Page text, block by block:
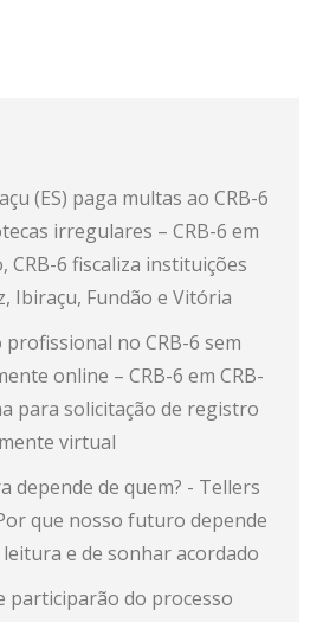
(ES) paga multas ao CRB-6
irregulares – CRB-6 em
CRB-6 fiscaliza instituições
Ibiraçu, Fundão e Vitória
no CRB-6 sem
online – CRB-6 em CRB-
para solicitação de registro
virtual
depende de quem? - Tellers
que nosso futuro depende
e de sonhar acordado
participarão do processo